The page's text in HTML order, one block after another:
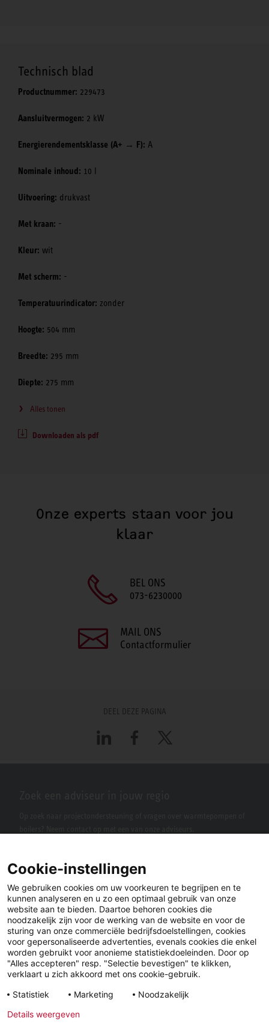
Technisch blad
Productnummer: 229473
Aansluitvermogen: 2 kW
Energierendementsklasse (A+ → F): A
Nominale inhoud: 10 l
Uitvoering: drukvast
Met kraan: -
Kleur: wit
Met scherm: -
Temperatuurindicator: zonder
Hoogte: 504 mm
Breedte: 295 mm
Diepte: 275 mm
Alles tonen
Downloaden als pdf
Onze experts staan voor jou
klaar
BEL ONS
073-6230000
MAIL ONS
Contactformulier
DEEL DEZE PAGINA
LinkedIn FacebookX
LinkedIn Facebook X
YouTube Instagram
Cookie-instellingen
We gebruiken cookies om uw voorkeuren te begrijpen en te
kunnen analyseren en u zo een optimaal gebruik van onze
website aan te bieden. Daartoe behoren cookies die
noodzakelijk zijn voor de werking van de website en voor de
sturing van onze commerciële bedrijfsdoelstellingen, cookies
voor gepersonaliseerde advertenties, evenals cookies die enkel
worden gebruikt voor anonieme statistiekdoeleinden. Door op
"Alles accepteren" resp. "Selectie bevestigen" te klikken,
verklaart u zich akkoord met ons cookie-gebruik.
Statistiek
Marketing
Noodzakelijk
Details weergeven